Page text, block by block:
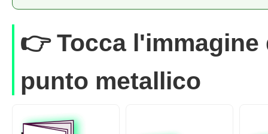
👉 Tocca
punto metallico